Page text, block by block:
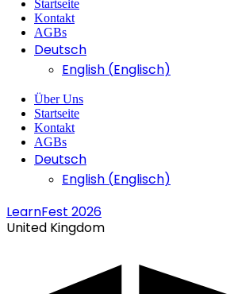
Startseite
Kontakt
AGBs
Deutsch
English (Englisch)
Über Uns
Startseite
Kontakt
AGBs
Deutsch
English (Englisch)
LearnFest 2026
United Kingdom